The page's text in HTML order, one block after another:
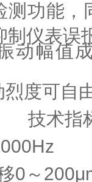
测功能，
制仪表误
动幅值
度可自
技术指
0 ～ 200μ